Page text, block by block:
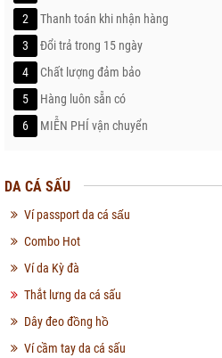
2
Thanh toán khi nhận hàng
3
Đổi trả trong 15 ngày
4
Chất lượng đảm bảo
5
Hàng luôn sẵn có
6
MIỄN PHÍ vận chuyển
DA CÁ SẤU
Ví passport da cá sấu
Combo Hot
Ví da Kỳ đà
Thắt lưng da cá sấu
Dây đeo đồng hồ
Ví cầm tay da cá sấu